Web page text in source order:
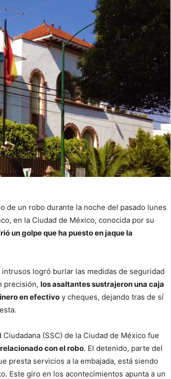
de un robo durante la noche del pasado lunes
en la Ciudad de México, conocida por su
un golpe que ha puesto en jaque la
logró burlar las medidas de seguridad
precisión, los asaltantes sustrajeron una caja
en efectivo y cheques, dejando tras de sí
(SSC) de la Ciudad de México fue
con el robo. El detenido, parte del
presta servicios a la embajada, está siendo
Este giro en los acontecimientos apunta a un